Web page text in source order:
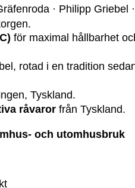
· Philipp Griebel ·
för maximal hållbarhet
rotad i en tradition
Tyskland.
råvaror från Tyskland.
och utomhusbruk